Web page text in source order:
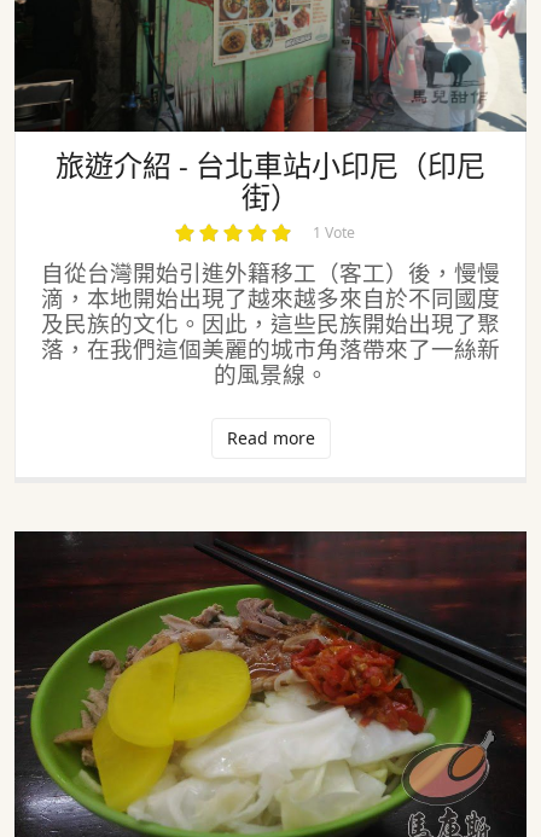
美食介紹 - 西螺鴨膳師
旅遊介紹 - 台北車站小印尼（印尼
街）
1 Vote
自從台灣開始引進外籍移工（客工）後，慢慢
滴，本地開始出現了越來越多來自於不同國度
及民族的文化。因此，這些民族開始出現了聚
落，在我們這個美麗的城市角落帶來了一絲新
的風景線。
Read more